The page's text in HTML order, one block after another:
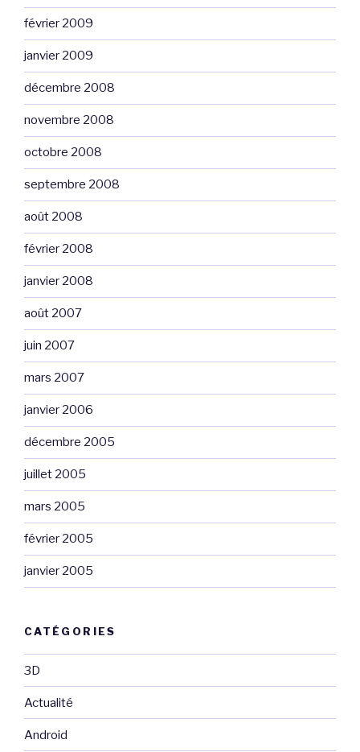
février 2009
janvier 2009
décembre 2008
novembre 2008
octobre 2008
septembre 2008
août 2008
février 2008
janvier 2008
août 2007
juin 2007
mars 2007
janvier 2006
décembre 2005
juillet 2005
mars 2005
février 2005
janvier 2005
CATÉGORIES
3D
Actualité
Android